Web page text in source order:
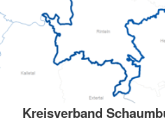
Kreisverband